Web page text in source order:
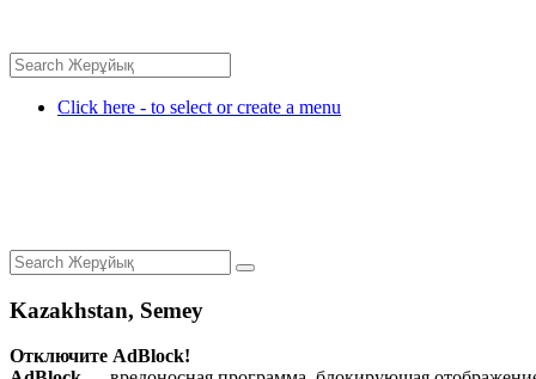
Click here - to select or create a menu
Kazakhstan, Semey
Отключите AdBlock!